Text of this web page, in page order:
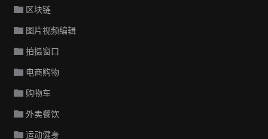
区块链
图片视频编辑
拍摄窗口
电商购物
购物车
外卖餐饮
运动健身